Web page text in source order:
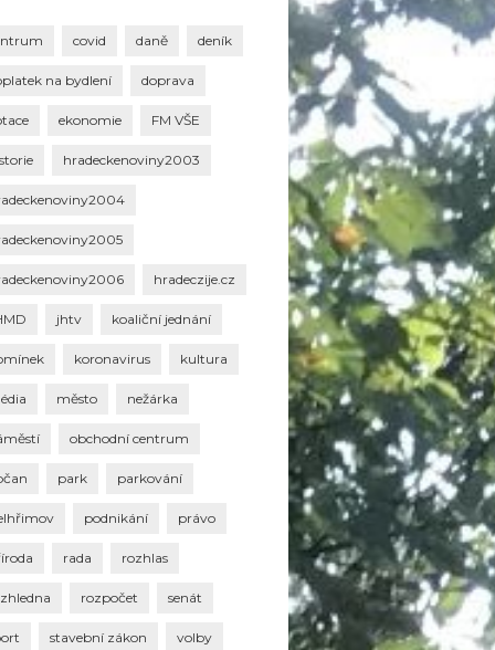
covid daně deník
na bydlení doprava
ekonomie FM VŠE
hradeckenoviny2003
hradeczije.cz
jhtv koaliční jednání
koronavirus kultura
město nežárka
obchodní centrum
park parkování
podnikání právo
rada rozhlas
rozpočet senát
stavební zákon volby